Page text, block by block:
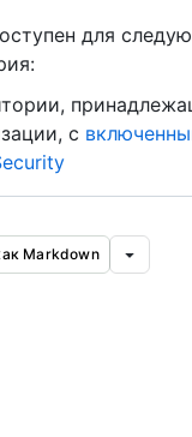
для
с
Markdown